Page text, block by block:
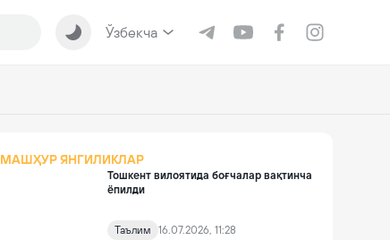
Ўзбекча
МАШҲУР ЯНГИЛИКЛАР
Тошкент вилоятида боғчалар вақтинча
ёпилди
Таълим
16.07.2026, 11:28